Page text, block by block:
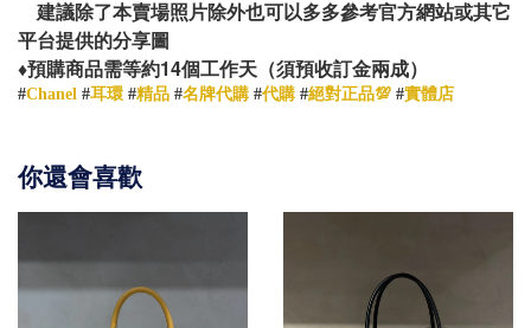
建議除了本賣場照片除外也可以多多參考官方網站或其它
平台提供的分享圖
♦️預購商品需等約14個工作天（須預收訂金兩成）
#Chanel #耳環 #精品 #名牌代購 #代購 #絕對正品💯 #實體店
你還會喜歡